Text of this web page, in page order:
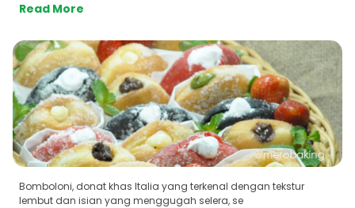
Read More
Bomboloni, donat khas Italia yang terkenal dengan tekstur
lembut dan isian yang menggugah selera, se